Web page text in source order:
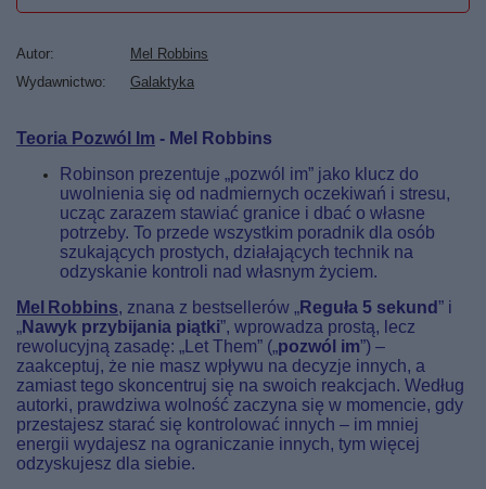
Autor
Mel Robbins
Wydawnictwo
Galaktyka
Teoria Pozwól Im - Mel Robbins
Robinson prezentuje „pozwól im” jako klucz do
uwolnienia się od nadmiernych oczekiwań i stresu,
ucząc zarazem stawiać granice i dbać o własne
potrzeby. To przede wszystkim poradnik dla osób
szukających prostych, działających technik na
odzyskanie kontroli nad własnym życiem.
Mel Robbins, znana z bestsellerów „Reguła 5 sekund” i
„Nawyk przybijania piątki”, wprowadza prostą, lecz
rewolucyjną zasadę: „Let Them” („pozwól im”) –
zaakceptuj, że nie masz wpływu na decyzje innych, a
zamiast tego skoncentruj się na swoich reakcjach. Według
autorki, prawdziwa wolność zaczyna się w momencie, gdy
przestajesz starać się kontrolować innych – im mniej
energii wydajesz na ograniczanie innych, tym więcej
odzyskujesz dla siebie.